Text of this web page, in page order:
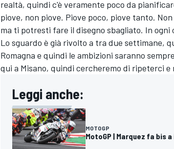
RALLY
realtà, quindi c'è veramente poco da
piove, non piove. Piove poco, piove tanto.
ma ti potresti fare il disegno sbagliato. In
Lo sguardo è già rivolto a tra due settimane,
Romagna e quindi le ambizioni saranno
qui a Misano, quindi cercheremo di ripeterci e
Leggi anche:
MOTOGP
MotoGP | Marquez fa bis